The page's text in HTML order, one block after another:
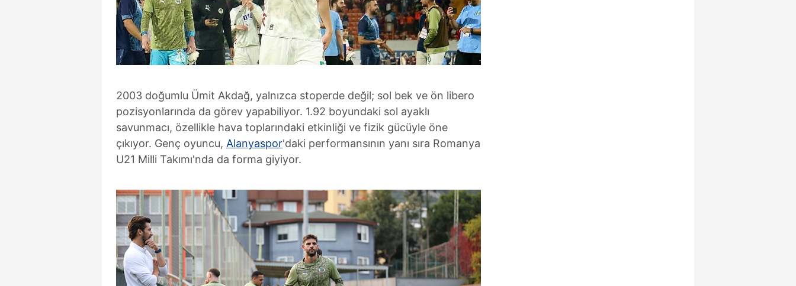
2003 doğumlu Ümit Akdağ, yalnızca stoperde değil; sol bek ve ön libero
pozisyonlarında da görev yapabiliyor. 1.92 boyundaki sol ayaklı
savunmacı, özellikle hava toplarındaki etkinliği ve fizik gücüyle öne
çıkıyor. Genç oyuncu, Alanyaspor'daki performansının yanı sıra Romanya
U21 Milli Takımı'nda da forma giyiyor.